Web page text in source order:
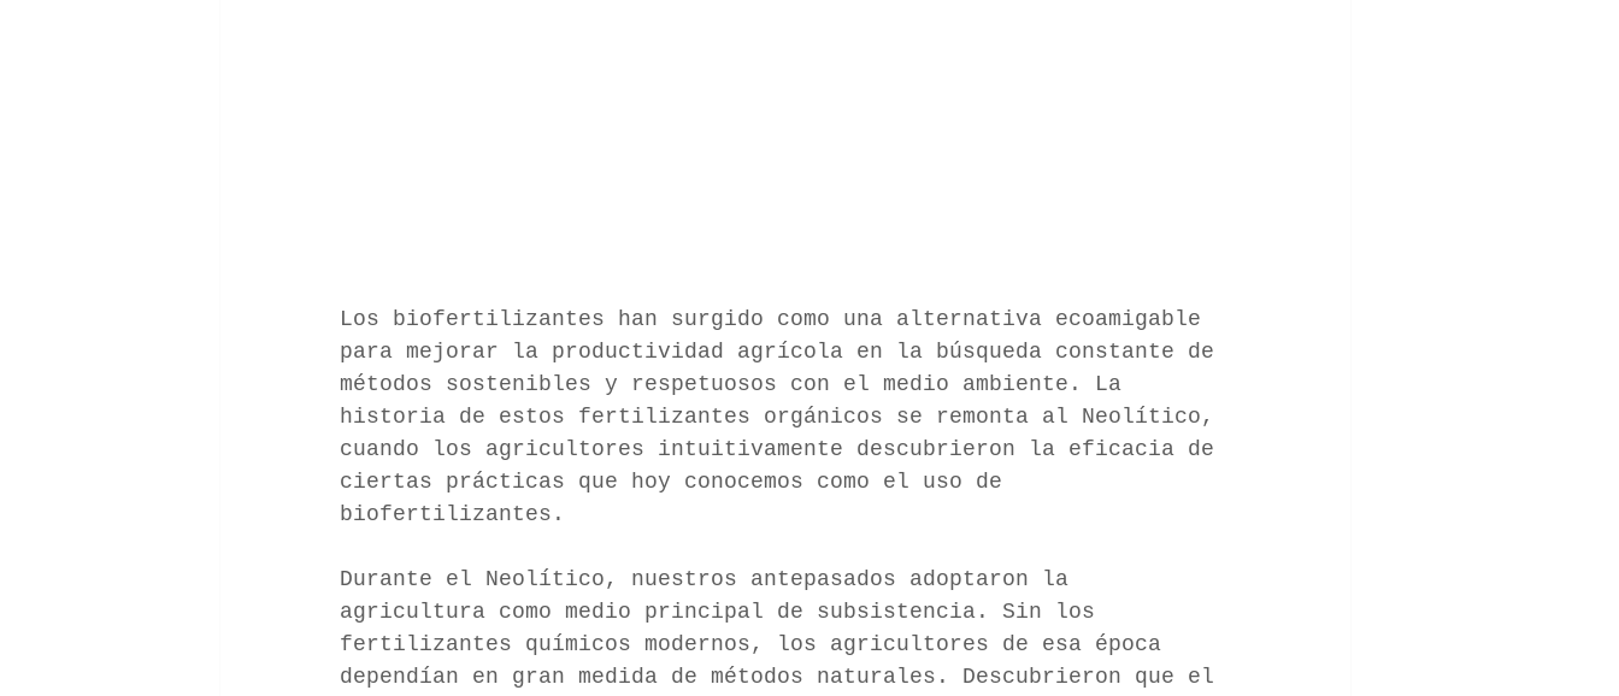
Los biofertilizantes han surgido como una alternativa ecoamigable
para mejorar la productividad agrícola en la búsqueda constante de
métodos sostenibles y respetuosos con el medio ambiente. La
historia de estos fertilizantes orgánicos se remonta al Neolítico,
cuando los agricultores intuitivamente descubrieron la eficacia de
ciertas prácticas que hoy conocemos como el uso de
biofertilizantes.
Durante el Neolítico, nuestros antepasados adoptaron la
agricultura como medio principal de subsistencia. Sin los
fertilizantes químicos modernos, los agricultores de esa época
dependían en gran medida de métodos naturales. Descubrieron que el